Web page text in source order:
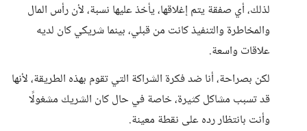
لذلك، أي صفقة يتم إغلاقها، يأخذ عليها نسبة، لأن رأس المال
والمخاطرة والتنفيذ كانت من قبلي، بينما شريكي كان لديه
علاقات واسعة.
لكن بصراحة، أنا ضد فكرة الشراكة التي تقوم بهذه الطريقة، لأنها
قد تسبب مشاكل كثيرة، خاصة في حال كان الشريك مشغولًا
وأنت بانتظار رده على نقطة معينة.